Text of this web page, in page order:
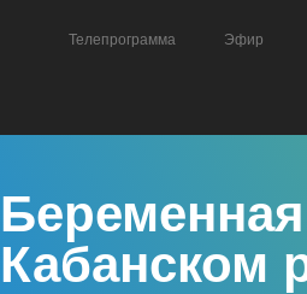
Телепрограмма Эфир
Кабанском